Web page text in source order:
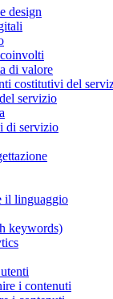
design
di valore
costitutivi del
servizio
di servizio
il linguaggio
keywords)
i contenuti